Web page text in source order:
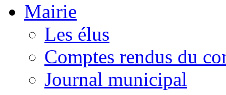
Mairie
Les élus
Comptes rendus du
Journal municipal